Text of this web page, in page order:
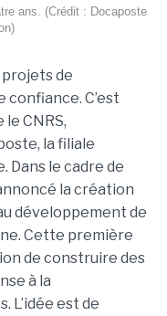
ans. (Crédit : Docaposte
de
C’est
CNRS,
la filiale
Dans le cadre de
la création
développement de
Cette première
de construire des
à la
L’idée est de